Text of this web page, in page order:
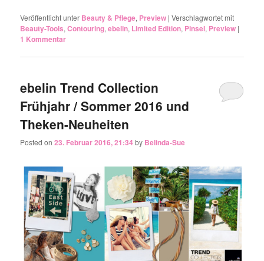
Veröffentlicht unter Beauty & Pflege, Preview |Verschlagwortet mit
Beauty-Tools,Contouring,ebelin, Limited Edition, Pinsel, Preview |
1 Kommentar
ebelin Trend Collection
Frühjahr / Sommer 2016 und
Posted on23. Februar 2016, 21:34by Belinda-Sue